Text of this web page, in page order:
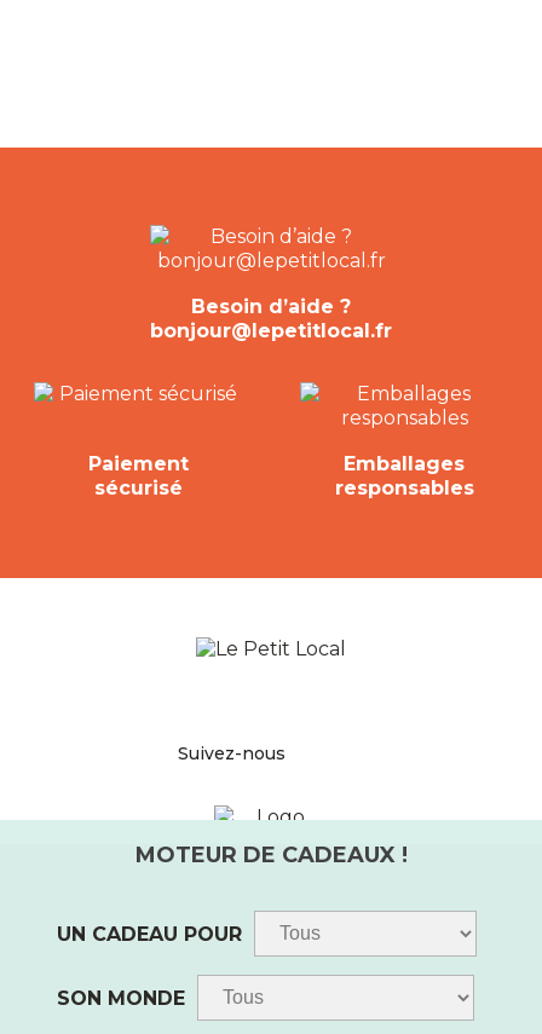
UN CADEAU POUR
SON MONDE
Besoin d’aide ?
bonjour@lepetitlocal.fr
Paiement
sécurisé
Emballages
responsables
Suivez-nous